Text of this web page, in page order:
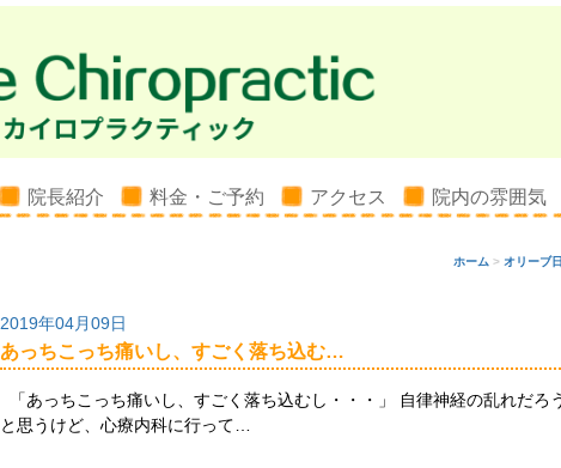
院長紹介 料金・ご予約 アクセス 院内の雰囲気
ホーム > オリーブ
2019年04月09日
あっちこっち痛いし、すごく落ち込む…
「あっちこっち痛いし、すごく落ち込むし・・・」 自律神経の乱れだろ
と思うけど、心療内科に行って…